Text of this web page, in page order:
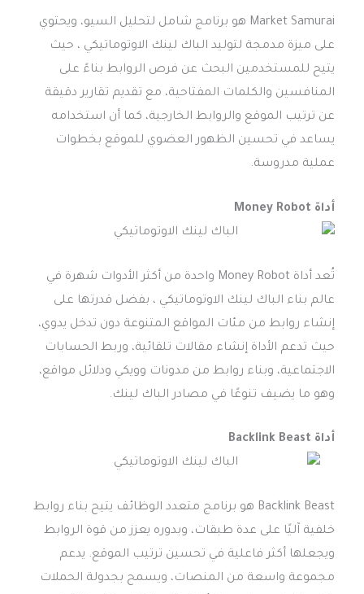
Market Samurai هو برنامج شامل لتحليل السيو، ويحتوي
على ميزة مدمجة لتوليد الباك لينك الاوتوماتيكي ، حيث
يتيح للمستخدمين البحث عن فرص الروابط بناءً على
المنافسين والكلمات المفتاحية، مع تقديم تقارير دقيقة
عن ترتيب الموقع والروابط الخارجية، كما أن استخدامه
يساعد في تحسين الظهور العضوي للموقع بخطوات
عملية مدروسة.
أداة Money Robot
تُعد أداة Money Robot واحدة من أكثر الأدوات شهرة في
عالم بناء الباك لينك الاوتوماتيكي ، بفضل قدرتها على
إنشاء روابط من مئات المواقع المتنوعة دون تدخل يدوي،
حيث تدعم الأداة إنشاء مقالات تلقائية، وربط الحسابات
الاجتماعية، وبناء روابط من مدونات وويكي ودلائل مواقع،
وهو ما يضيف تنوعًا في مصادر الباك لينك.
أداة Backlink Beast
Backlink Beast هو برنامج متعدد الوظائف يتيح بناء روابط
خلفية آليًا على عدة طبقات، وبدوره يعزز من قوة الروابط
ويجعلها أكثر فاعلية في تحسين ترتيب الموقع. يدعم
مجموعة واسعة من المنصات، ويسمح بجدولة الحملات